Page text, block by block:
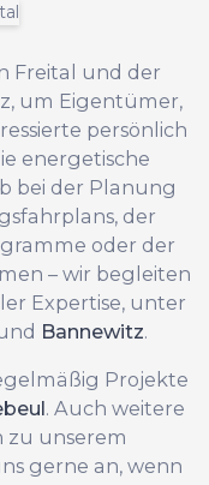
Freital und der
um Eigentümer,
persönlich
energetische
bei der Planung
der
oder der
– wir begleiten
Expertise, unter
Bannewitz.
Projekte
. Auch weitere
zu unserem
gerne an, wenn